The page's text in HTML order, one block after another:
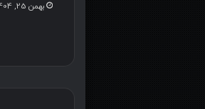
بهمن 25, 1404